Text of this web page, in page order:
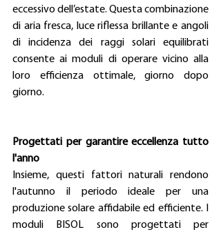
eccessivo dell’estate. Questa combinazione
di aria fresca, luce riflessa brillante e angoli
di incidenza dei raggi solari equilibrati
consente ai moduli di operare vicino alla
loro efficienza ottimale, giorno dopo
giorno.
Progettati per garantire eccellenza tutto
l'anno
Insieme, questi fattori naturali rendono
l'autunno il periodo ideale per una
produzione solare affidabile ed efficiente. I
moduli BISOL sono progettati per